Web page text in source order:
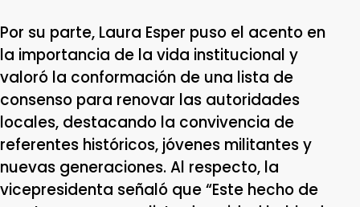
Por su parte, Laura Esper puso el acento en
la importancia de la vida institucional y
valoró la conformación de una lista de
consenso para renovar las autoridades
locales, destacando la convivencia de
referentes históricos, jóvenes militantes y
nuevas generaciones. Al respecto, la
vicepresidenta señaló que “Este hecho de